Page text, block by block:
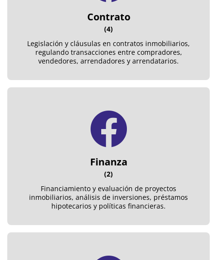
Contrato
(4)
Legislación y cláusulas en contratos inmobiliarios,
regulando transacciones entre compradores,
vendedores, arrendadores y arrendatarios.
Finanza
(2)
Financiamiento y evaluación de proyectos
inmobiliarios, análisis de inversiones, préstamos
hipotecarios y políticas financieras.